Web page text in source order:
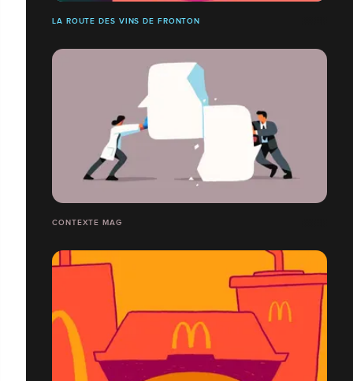
LA ROUTE DES VINS DE FRONTON
CONTEXTE MAG